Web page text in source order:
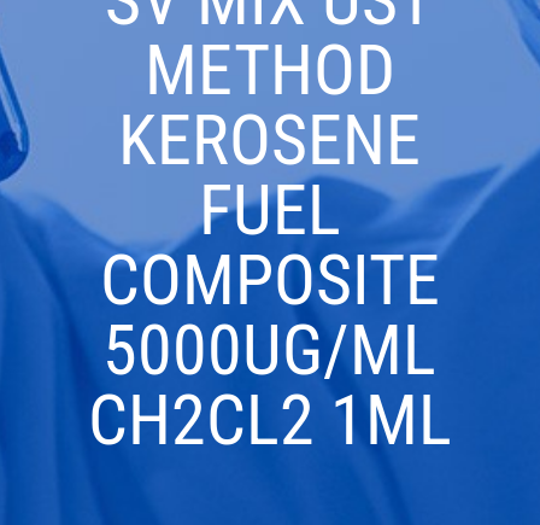
METHOD
KEROSENE
FUEL
COMPOSITE
5000UG/ML
CH2CL2 1ML